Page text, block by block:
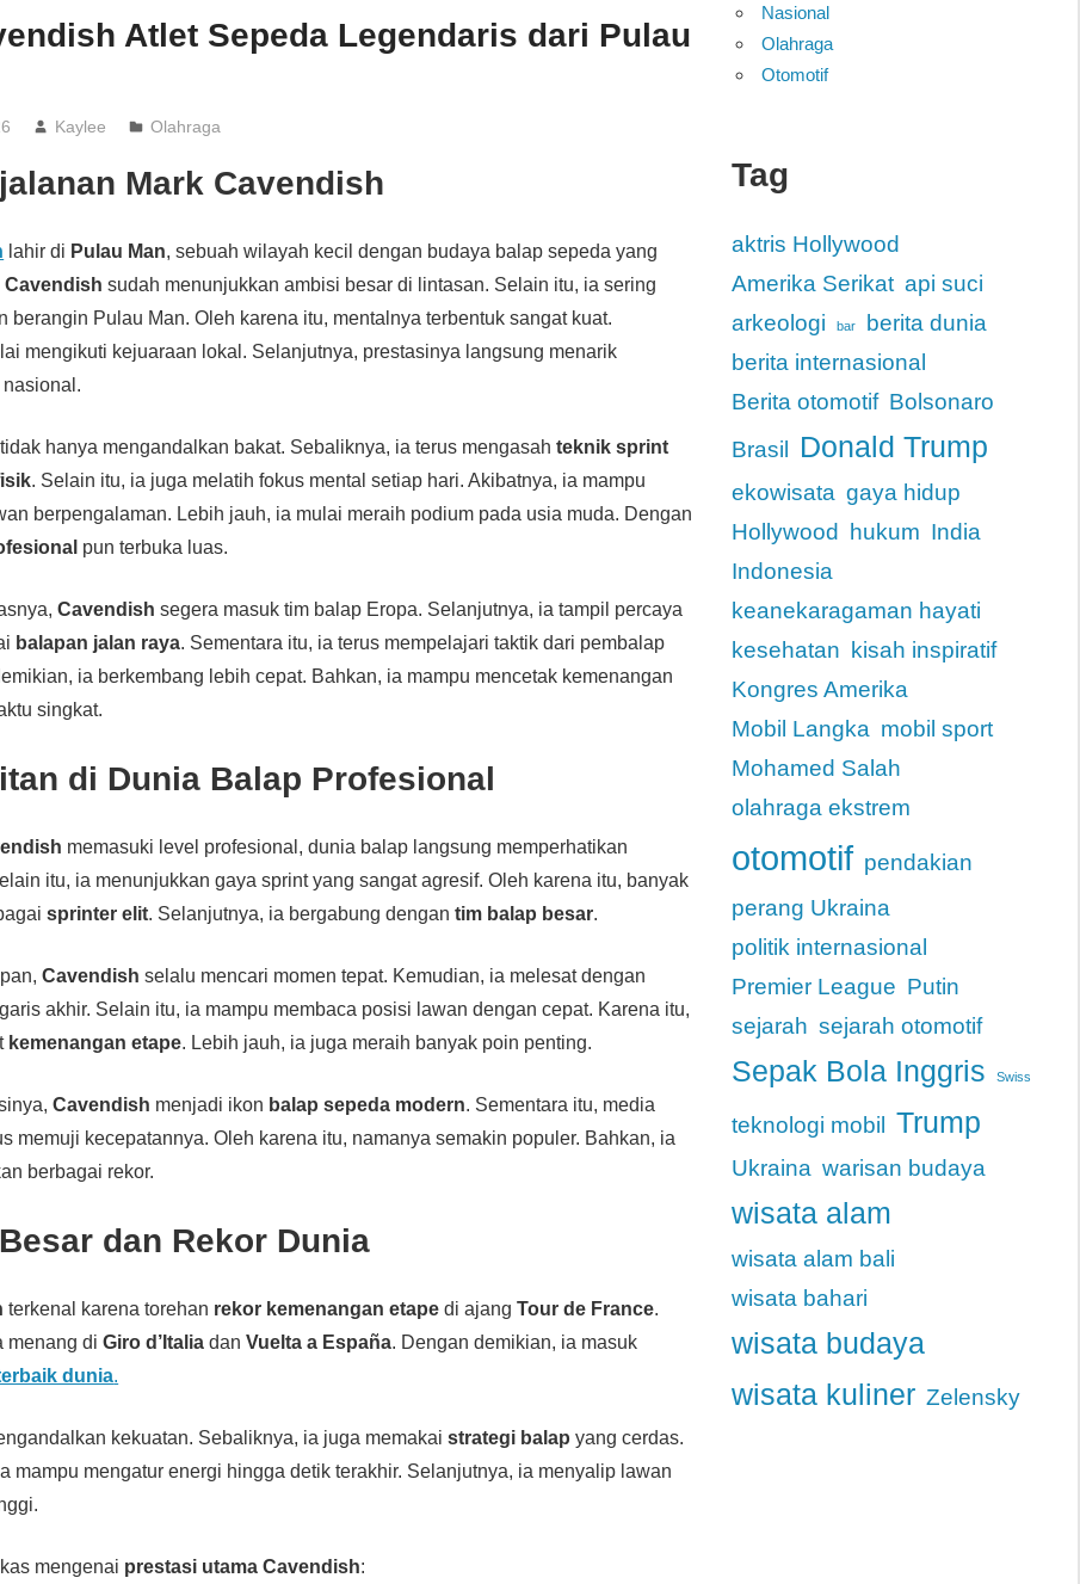
Atlet Sepeda Legendaris dari Pulau
Kaylee Olahraga
Mark Cavendish
lahir di Pulau Man, sebuah wilayah kecil dengan budaya balap sepeda yang
Cavendish sudah menunjukkan ambisi besar di lintasan. Selain itu, ia sering
berangin Pulau Man. Oleh karena itu, mentalnya terbentuk sangat kuat.
mengikuti kejuaraan lokal. Selanjutnya, prestasinya langsung menarik
hanya mengandalkan bakat. Sebaliknya, ia terus mengasahteknik sprint
. Selain itu, ia juga melatih fokus mental setiap hari. Akibatnya, ia mampu
berpengalaman. Lebih jauh, ia mulai meraih podium pada usia muda. Dengan
pun terbuka luas.
Cavendish segera masuk tim balap Eropa. Selanjutnya, ia tampil percaya
balapan jalan raya. Sementara itu, ia terus mempelajari taktik dari pembalap
ia berkembang lebih cepat. Bahkan, ia mampu mencetak kemenangan
singkat.
di Dunia Balap Profesional
memasuki level profesional, dunia balap langsung memperhatikan
itu, ia menunjukkan gaya sprint yang sangat agresif. Oleh karena itu, banyak
sprinter elit. Selanjutnya, ia bergabung dengantim balap besar.
Cavendish selalu mencari momen tepat. Kemudian, ia melesat dengan
akhir. Selain itu, ia mampu membaca posisi lawan dengan cepat. Karena itu,
kemenangan etape. Lebih jauh, ia juga meraih banyak poin penting.
Cavendish menjadi ikon balap sepeda modern. Sementara itu, media
memuji kecepatannya. Oleh karena itu, namanya semakin populer. Bahkan, ia
berbagai rekor.
dan Rekor Dunia
terkenal karena torehan rekor kemenangan etape di ajangTour de France.
menang diGiro d’Italia danVuelta a España. Dengan demikian, ia masuk
dunia.
kekuatan. Sebaliknya, ia juga memakaistrategi balap yang cerdas.
mampu mengatur energi hingga detik terakhir. Selanjutnya, ia menyalip lawan
mengenai prestasi utama Cavendish:
Nasional
Olahraga
Otomotif
Tag
aktris Hollywood
Amerika Serikat api suci
arkeologi
bar
berita dunia
berita internasional
Berita otomotif Bolsonaro
Brasil
Donald Trump
ekowisata gaya hidup
Hollywood
hukum India
Indonesia
keanekaragaman hayati
kesehatan
kisah inspiratif
Kongres Amerika
Mobil Langka mobil sport
Mohamed Salah
olahraga ekstrem
otomotif pendakian
perang Ukraina
politik internasional
Premier League Putin
sejarah sejarah otomotif
Sepak Bola Inggris Swiss
teknologi mobil Trump
Ukraina warisan budaya
wisata alam
wisata alam bali
wisata bahari
wisata budaya
wisata kuliner Zelensky